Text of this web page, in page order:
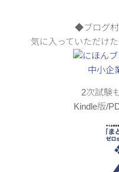
◆ブログ
気に入っていただけ
2次試験
Kindle版/